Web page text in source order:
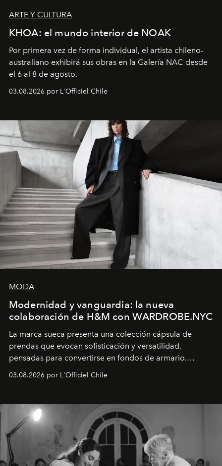
ARTE Y CULTURA
KHOA: el mundo interior de NOAK
Por primera vez de forma individual, el artista chileno-
australiano exhibirá sus obras en la Galería NAC desde
el 6 al 8 de agosto.
03.08.2026 por L'Officiel Chile
MODA
Modernidad y vanguardia: la nueva
colaboración de H&M con WARDROBE.NYC
La marca sueca presenta una colección cápsula de
prendas que evocan sofisticación y versatilidad,
pensadas para convertirse en fondos de armario.
Disponible en Chile desde el 6 de agosto.
03.08.2026 por L'Officiel Chile